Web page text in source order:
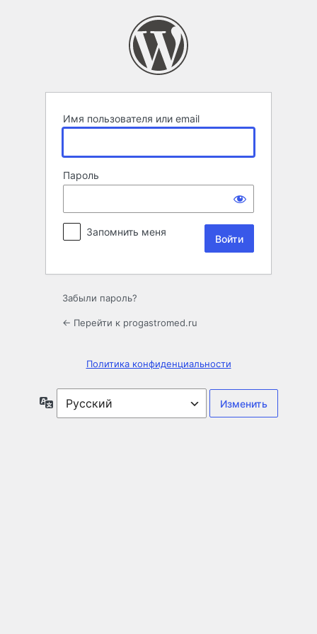
Имя пользователя или email
Пароль
Запомнить меня
Забыли пароль?
← Перейти к progastromed.ru
Политика конфиденциальности
Язык